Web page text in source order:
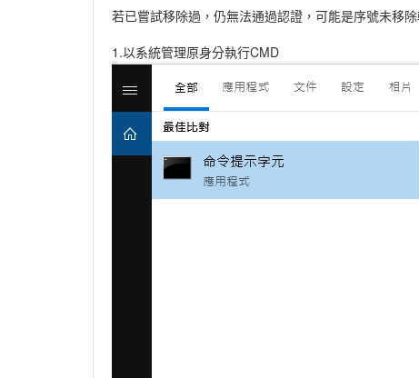
若已嘗試移除過，仍無法通過認證，可能是序號未移
1.以系統管理原身分執行CMD